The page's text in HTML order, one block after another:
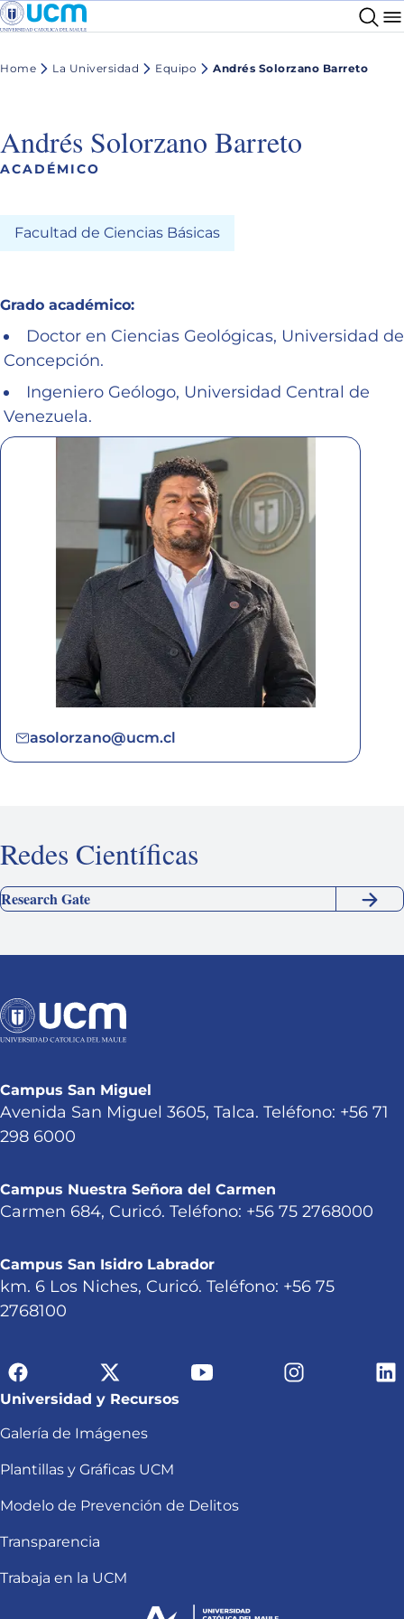
Home La Universidad Equipo Andrés Solorzano Barreto
Andrés Solorzano Barreto
ACADÉMICO
Facultad de Ciencias Básicas
Grado académico:
Doctor en Ciencias Geológicas, Universidad de
Concepción.
Ingeniero Geólogo, Universidad Central de
Venezuela.
asolorzano@ucm.cl
Redes Científicas
Research Gate
Campus San Miguel
Avenida San Miguel 3605, Talca. Teléfono: +56 71
298 6000
Campus Nuestra Señora del Carmen
Carmen 684, Curicó. Teléfono: +56 75 2768000
Campus San Isidro Labrador
km. 6 Los Niches, Curicó. Teléfono: +56 75
2768100
Universidad y Recursos
Galería de Imágenes
Plantillas y Gráficas UCM
Modelo de Prevención de Delitos
Transparencia
Trabaja en la UCM